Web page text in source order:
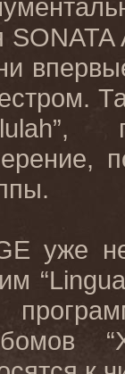
.
”,
уже
“
“